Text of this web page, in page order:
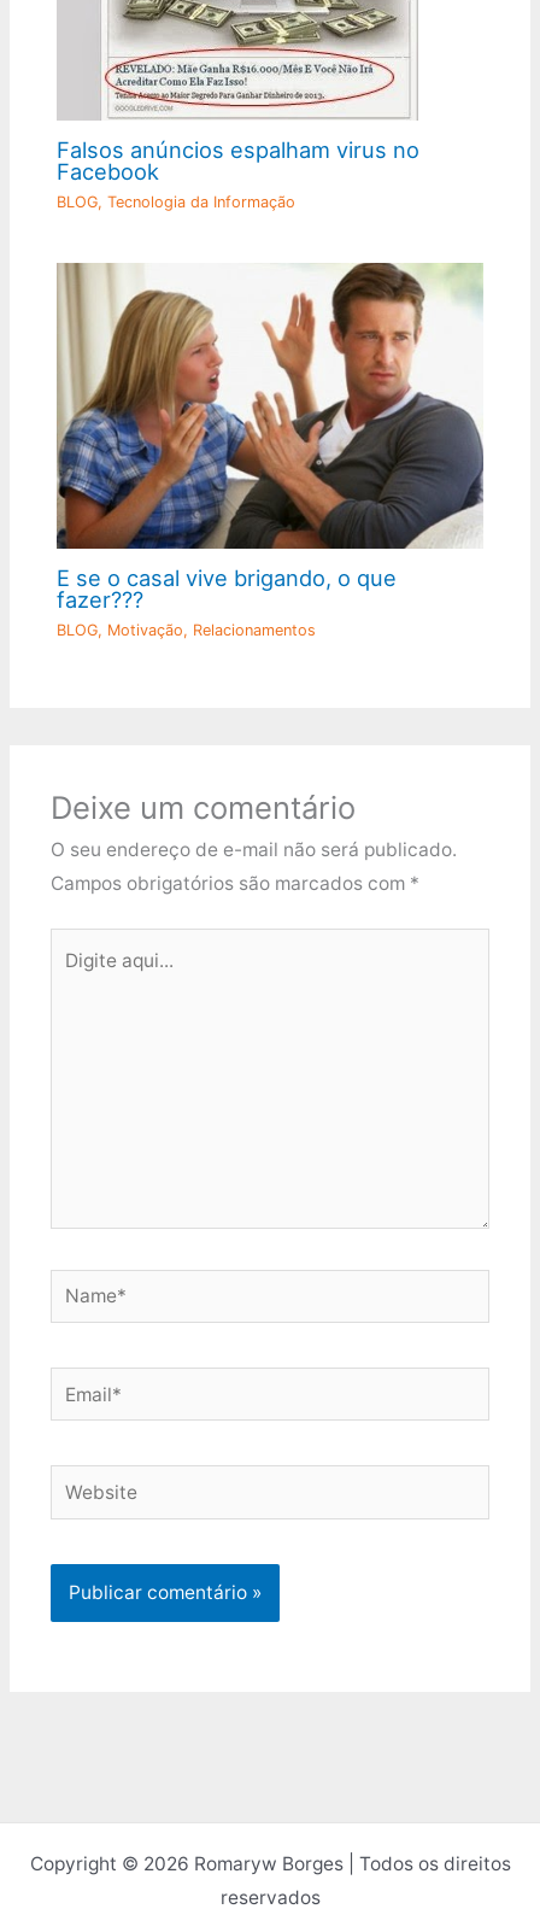
Falsos anúncios espalham virus no
Facebook
BLOG,Tecnologia da Informação
E se o casal vive brigando, o que
fazer???
BLOG, Motivação, Relacionamentos
Deixe um comentário
O seu endereço de e-mail não será publicado.
Campos obrigatórios são marcados com *
aqui...
Name*
Email*
Website
Copyright © 2026 Romaryw Borges | Todos os direitos
reservados